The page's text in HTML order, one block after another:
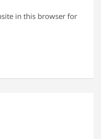
in this browser for